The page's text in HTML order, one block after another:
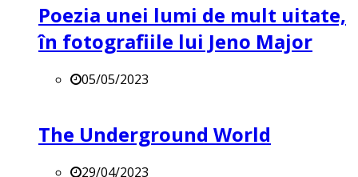
Poezia unei lumi de mult uitate,
în fotografiile lui Jeno Major
05/05/2023
The Underground World
29/04/2023